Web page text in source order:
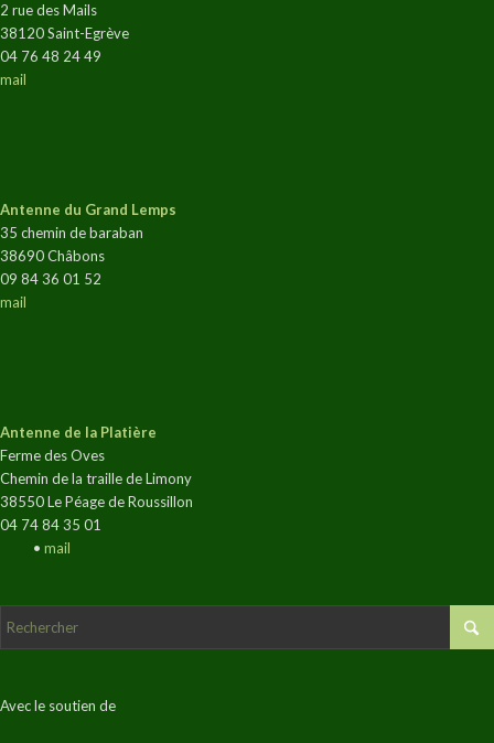
2 rue des Mails
38120 Saint-Egrève
04 76 48 24 49
mail
Antenne du Grand Lemps
35 chemin de baraban
38690 Châbons
09 84 36 01 52
mail
Antenne de la Platière
Ferme des Oves
Chemin de la traille de Limony
38550 Le Péage de Roussillon
04 74 84 35 01
• mail
Avec le soutien de